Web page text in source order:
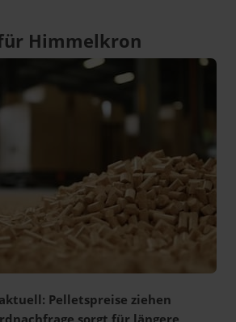
Himmelkron
Pelletspreise ziehen